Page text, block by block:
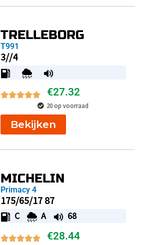
TRELLEBORG
T991
3//4
€27.32
20 op voorraad
Bekijken
MICHELIN
Primacy 4
175/65/17 87
C A 68
€28.44